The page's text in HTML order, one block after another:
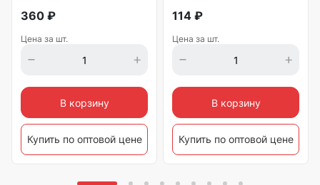
360 ₽
Цена за шт.
В корзину
Купить по оптовой цене
114 ₽
Цена за шт.
В корзину
Купить по оптовой цене